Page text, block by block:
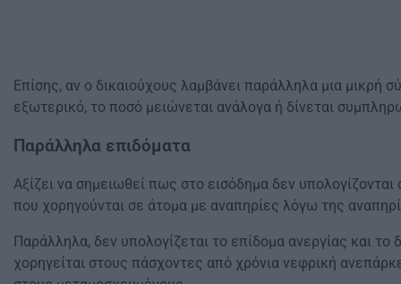
Επίσης, αν ο δικαιούχους λαμβάνει παράλληλα μια μικρή
εξωτερικό, το ποσό μειώνεται ανάλογα ή δίνεται
Παράλληλα επιδόματα
Αξίζει να σημειωθεί πως στο εισόδημα δεν υπολογίζονται
που χορηγούνται σε άτομα με αναπηρίες λόγω της
Παράλληλα, δεν υπολογίζεται το επίδομα ανεργίας και το
χορηγείται στους πάσχοντες από χρόνια νεφρική